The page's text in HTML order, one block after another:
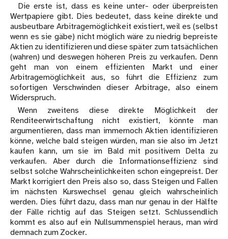
Die erste ist, dass es keine unter- oder überpreisten
Wertpapiere gibt. Dies bedeutet, dass keine direkte und
ausbeutbare Arbitragemöglichkeit existiert, weil es (selbst
wenn es sie gäbe) nicht möglich wäre zu niedrig bepreiste
Aktien zu identifizieren und diese später zum tatsächlichen
(wahren) und deswegen höheren Preis zu verkaufen. Denn
geht man von einem effizienten Markt und einer
Arbitragemöglichkeit aus, so führt die Effizienz zum
sofortigen Verschwinden dieser Arbitrage, also einem
Widerspruch.
Wenn zweitens diese direkte Möglichkeit der
Renditeerwirtschaftung nicht existiert, könnte man
argumentieren, dass man immernoch Aktien identifizieren
könne, welche bald steigen würden, man sie also im Jetzt
kaufen kann, um sie im Bald mit positivem Delta zu
verkaufen. Aber durch die Informationseffizienz sind
selbst solche Wahrscheinlichkeiten schon eingepreist. Der
Markt korrigiert den Preis also so, dass Steigen und Fallen
im nächsten Kurswechsel genau gleich wahrscheinlich
werden. Dies führt dazu, dass man nur genau in der Hälfte
der Fälle richtig auf das Steigen setzt. Schlussendlich
kommt es also auf ein Nullsummenspiel heraus, man wird
demnach zum Zocker.